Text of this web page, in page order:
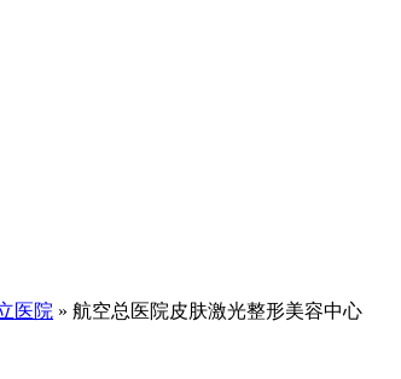
医院 » 航空总医院皮肤激光整形美容中心